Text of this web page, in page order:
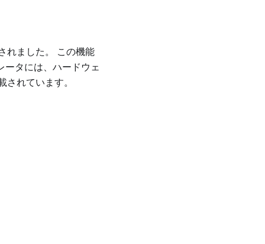
れました。 この機能
タには、ハードウェ
れています。